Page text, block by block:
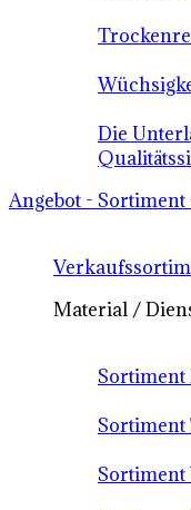
Die
Angebot -
Material /
Sortiment
Sortiment